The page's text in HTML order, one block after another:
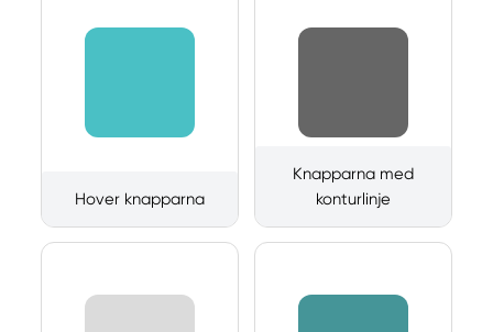
Hover knapparna
Knapparna med
konturlinje